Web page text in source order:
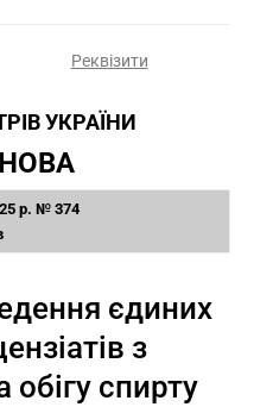
Реквізити
УКРАЇНИ
р. № 374
єдиних
з
спирту